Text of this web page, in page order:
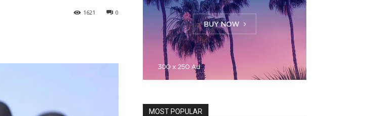
0
1621
MOST POPULAR